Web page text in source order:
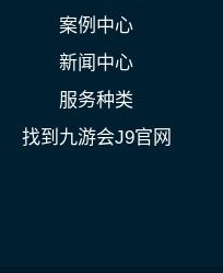
案例中心
新闻中心
服务种类
找到九游会J9官网